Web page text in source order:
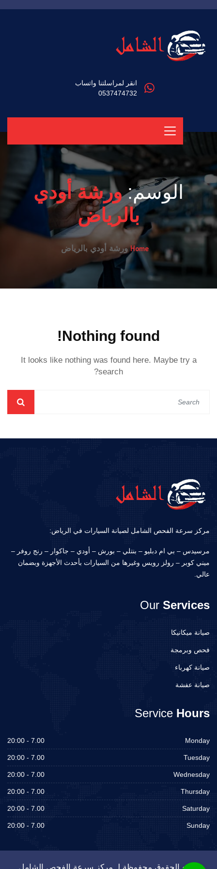
انقر لمراسلتنا واتساب
0537474732
الوسم:ورشة أودي
بالرياض
Homeورشة أودي بالرياض
Nothing found!
It looks like nothing was found here. Maybe try a
search?
مركز سرعة الفحص الشامل لصيانة السيارات في الرياض:
مرسيدس – بي ام دبليو – بنتلي – بورش – أودي – جاكوار – رنج روفر –
ميني كوبر – رولز رويس وغيرها من السيارات بأحدث الأجهزة وبضمان
عالي.
Our Services
صيانة ميكانيكا
فحص وبرمجة
صيانة كهرباء
صيانة عفشة
Service Hours
Monday
7.00 - 20:00
Tuesday
7.00 - 20:00
Wednesday
7.00 - 20:00
Thursday
7.00 - 20:00
Saturday
7.00 - 20:00
Sunday
7.00 - 20:00